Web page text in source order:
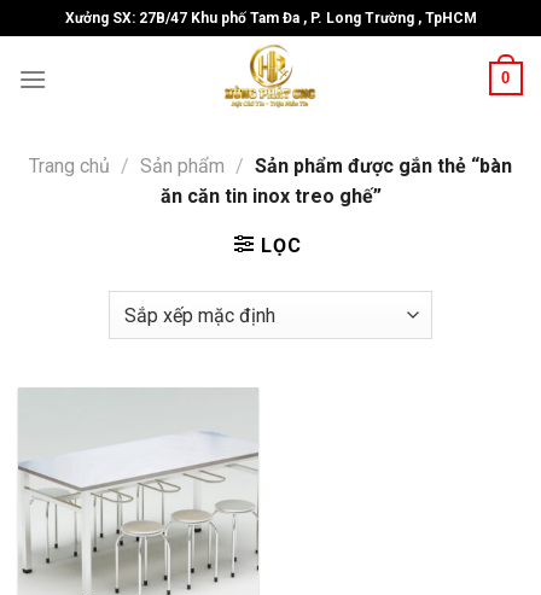
to
content
Xưởng SX: 27B/47 Khu phố Tam Đa , P. Long Trường , TpHCM
0
Trang chủ / Sản phẩm / Sản phẩm được gắn thẻ “bàn
ăn căn tin inox treo ghế”
LỌC